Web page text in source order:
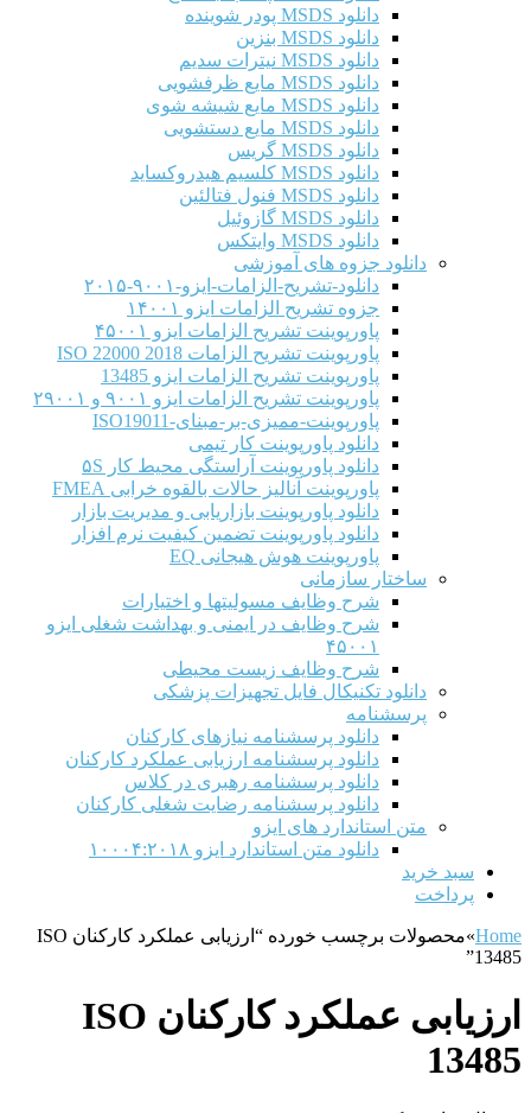
دانلود MSDS پودر شوینده
دانلود MSDS بنزین
دانلود MSDS نیترات سدیم
دانلود MSDS مایع ظرفشویی
دانلود MSDS مایع شیشه شوی
دانلود MSDS مایع دستشویی
دانلود MSDS گریس
دانلود MSDS کلسیم هیدروکساید
دانلود MSDS فنول فتالئین
دانلود MSDS گازوئیل
دانلود MSDS وایتکس
دانلود جزوه های آموزشی
دانلود-تشریح-الزامات-ایزو-۹۰۰۱-۲۰۱۵
جزوه تشریح الزامات ایزو ۱۴۰۰۱
پاورپوینت تشریح الزامات ایزو ۴۵۰۰۱
پاورپوینت تشریح الزامات ISO 22000 2018
پاورپوینت تشریح الزامات ایزو 13485
پاورپوینت تشریح الزامات ایزو ۹۰۰۱ و ۲۹۰۰۱
پاورپوینت-ممیزی-بر-مبنای-ISO19011
دانلود پاورپوینت کار تیمی
دانلود پاورپوینت آراستگی محیط کار ۵S
پاورپوینت آنالیز حالات بالقوه خرابی FMEA
دانلود پاورپوینت بازاریابی و مدیریت بازار
دانلود پاورپوینت تضمین کیفیت نرم افزار
پاورپوینت هوش هیجانی EQ
ساختار سازمانی
شرح وظايف مسوليتها و اختيارات
شرح وظایف در ایمنی و بهداشت شغلی ایزو
۴۵۰۰۱
شرح وظایف زیست محیطی
دانلود تکنیکال فایل تجهیزات پزشکی
پرسشنامه
دانلود پرسشنامه نیازهای کارکنان
دانلود پرسشنامه ارزیابی عملکرد کارکنان
دانلود پرسشنامه رهبری در کلاس
دانلود پرسشنامه رضایت شغلی کارکنان
متن استاندارد های ایزو
دانلود متن استاندارد ایزو ۱۰۰۰۴:۲۰۱۸
سبد خرید
پرداخت
Home
»
محصولات برچسب خورده “ارزیابی عملکرد کارکنان ISO
13485”
ارزیابی عملکرد کارکنان ISO
13485